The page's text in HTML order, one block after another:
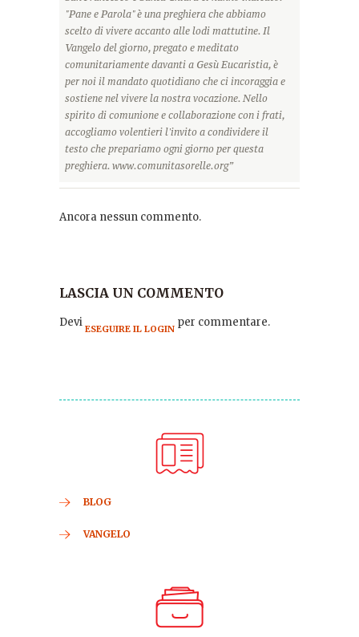
"Pane e Parola" è una preghiera che abbiamo
scelto di vivere accanto alle lodi mattutine. Il
Vangelo del giorno, pregato e meditato
comunitariamente davanti a Gesù Eucaristia, è
per noi il mandato quotidiano che ci incoraggia e
sostiene nel vivere la nostra vocazione. Nello
spirito di comunione e collaborazione con i frati,
accogliamo volentieri l'invito a condividere il
testo che prepariamo ogni giorno per questa
preghiera. www.comunitasorelle.org”
Ancora nessun commento.
LASCIA UN COMMENTO
Devi ESEGUIRE IL LOGIN per commentare.
BLOG
VANGELO